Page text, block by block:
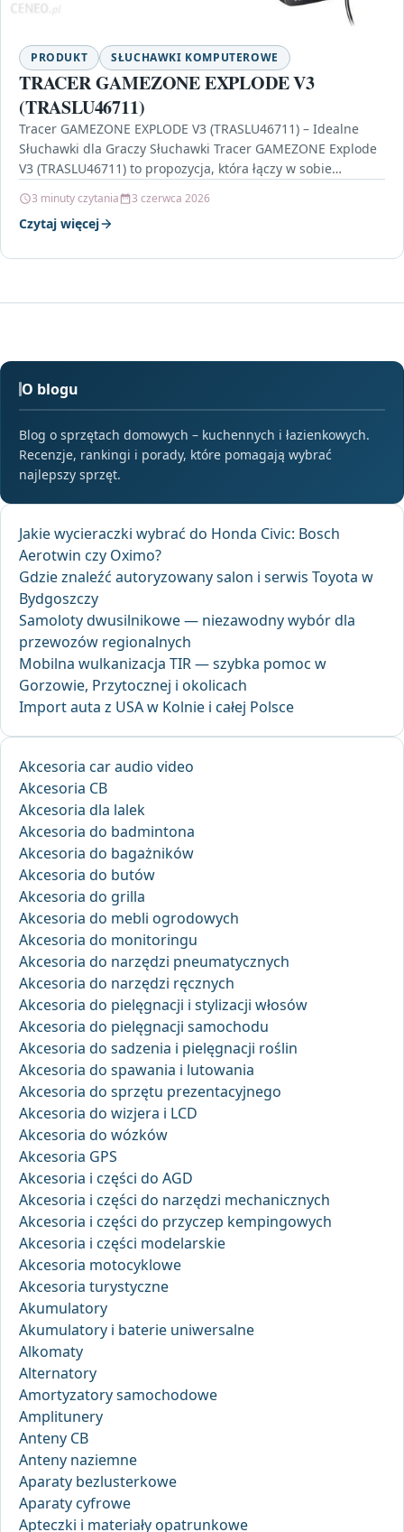
PRODUKT SŁUCHAWKI KOMPUTEROWE
TRACER GAMEZONE EXPLODE V3
(TRASLU46711)
Tracer GAMEZONE EXPLODE V3 (TRASLU46711) – Idealne
Słuchawki dla Graczy Słuchawki Tracer GAMEZONE Explode
V3 (TRASLU46711) to propozycja, która łączy w sobie
3 minuty czytania 3 czerwca 2026
Czytaj więcej
O blogu
Blog o sprzętach domowych – kuchennych i łazienkowych.
Recenzje, rankingi i porady, które pomagają wybrać
najlepszy sprzęt.
Jakie wycieraczki wybrać do Honda Civic: Bosch
Aerotwin czy Oximo?
Gdzie znaleźć autoryzowany salon i serwis Toyota w
Bydgoszczy
Samoloty dwusilnikowe — niezawodny wybór dla
przewozów regionalnych
Mobilna wulkanizacja TIR — szybka pomoc w
Gorzowie, Przytocznej i okolicach
Import auta z USA w Kolnie i całej Polsce
Akcesoria car audio video
Akcesoria CB
Akcesoria dla lalek
Akcesoria do badmintona
Akcesoria do bagażników
Akcesoria do butów
Akcesoria do grilla
Akcesoria do mebli ogrodowych
Akcesoria do monitoringu
Akcesoria do narzędzi pneumatycznych
Akcesoria do narzędzi ręcznych
Akcesoria do pielęgnacji i stylizacji włosów
Akcesoria do pielęgnacji samochodu
Akcesoria do sadzenia i pielęgnacji roślin
Akcesoria do spawania i lutowania
Akcesoria do sprzętu prezentacyjnego
Akcesoria do wizjera i LCD
Akcesoria do wózków
Akcesoria GPS
Akcesoria i części do AGD
Akcesoria i części do narzędzi mechanicznych
Akcesoria i części do przyczep kempingowych
Akcesoria i części modelarskie
Akcesoria motocyklowe
Akcesoria turystyczne
Akumulatory
Akumulatory i baterie uniwersalne
Alkomaty
Alternatory
Amortyzatory samochodowe
Amplitunery
Anteny CB
Anteny naziemne
Aparaty bezlusterkowe
Aparaty cyfrowe
Apteczki i materiały opatrunkowe